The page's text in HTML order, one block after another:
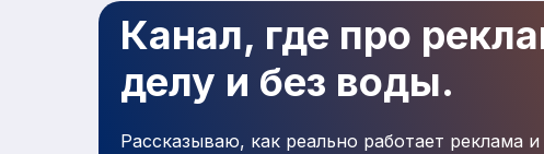
Канал, где про
делу и без воды.
Рассказываю, как реально работает реклама